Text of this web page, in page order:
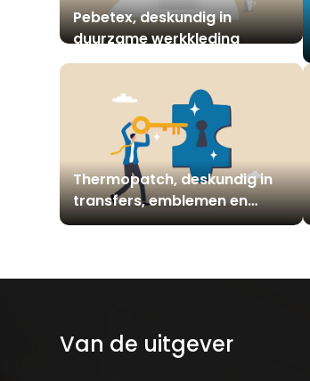
Pebetex, deskundig in
duurzame werkkleding
Thermopatch, deskundig in
transfers, emblemen en
identificatieoplossin
Van de uitgever